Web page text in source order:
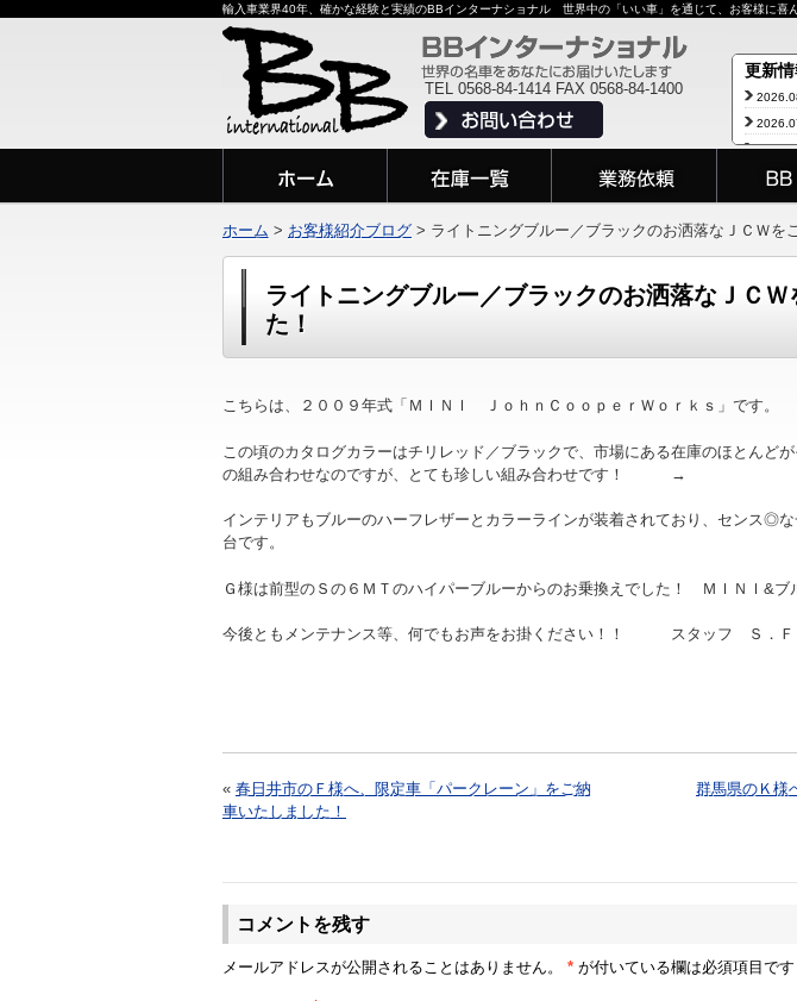
輸入車業界40年、確かな経験と実績のBBインターナショナル 世界中の「いい車」を通じて、お客様に喜
TEL 0568-84-1414 FAX 0568-84-1400
ライトニングブルー／ブラックのお洒落なＪＣ
た！
こちらは、２００９年式「ＭＩＮＩ ＪｏｈｎＣｏｏｐｅｒＷｏｒｋｓ」です。
この頃のカタログカラーはチリレッド／ブラックで、市場にある在庫のほとんどが
の組み合わせなのですが、とても珍しい組み合わせです！ →
インテリアもブルーのハーフレザーとカラーラインが装着されており、センス◎な
台です。
Ｇ様は前型のＳの６ＭＴのハイパーブルーからのお乗換えでした！ ＭＩＮＩ&ブ
今後ともメンテナンス等、何でもお声をお掛ください！！ スタッフ Ｓ．Ｆ
« 春日井市のＦ様へ、限定車「パークレーン」をご納
車いたしました！
群馬県のＫ様
コメントを残す
メールアドレスが公開されることはありません。 * が付いている欄は必須項目です
ホーム > お客様紹介ブログ > ライトニングブルー／ブラックのお洒落なＪＣＷを